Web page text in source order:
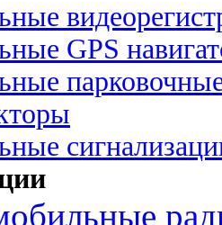
GPS